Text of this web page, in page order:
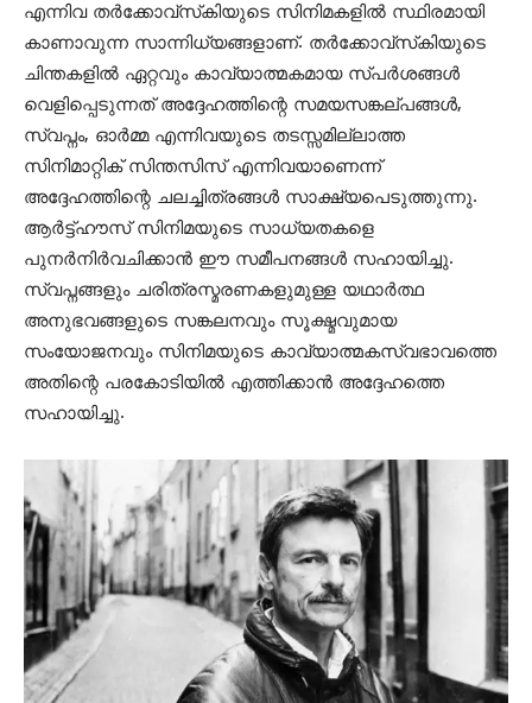
എന്നിവ തര്‍ക്കോവ്സ്‌കിയുടെ സിനിമകളില്‍ സ്ഥിരമായി
കാണാവുന്ന സാന്നിധ്യങ്ങളാണ്. തര്‍ക്കോവ്സ്‌കിയുടെ
ചിന്തകളില്‍ ഏറ്റവും കാവ്യാത്മകമായ സ്പര്‍ശങ്ങള്‍
വെളിപ്പെടുന്നത് അദ്ദേഹത്തിന്റെ സമയസങ്കല്പങ്ങള്‍,
സ്വപ്നം, ഓര്‍മ്മ എന്നിവയുടെ തടസ്സമില്ലാത്ത
സിനിമാറ്റിക് സിന്തസിസ് എന്നിവയാണെന്ന്
അദ്ദേഹത്തിന്റെ ചലച്ചിത്രങ്ങള്‍ സാക്ഷ്യപെടുത്തുന്നു.
ആര്‍ട്ട്ഹൗസ് സിനിമയുടെ സാധ്യതകളെ
പുനര്‍നിര്‍വചിക്കാന്‍ ഈ സമീപനങ്ങള്‍ സഹായിച്ചു.
സ്വപ്നങ്ങളും ചരിത്രസ്മരണകളുമുള്ള യഥാര്‍ത്ഥ
അനുഭവങ്ങളുടെ സങ്കലനവും സൂക്ഷ്മവുമായ
സംയോജനവും സിനിമയുടെ കാവ്യാത്മകസ്വഭാവത്തെ
അതിന്റെ പരകോടിയില്‍ എത്തിക്കാന്‍ അദ്ദേഹത്തെ
സഹായിച്ചു.